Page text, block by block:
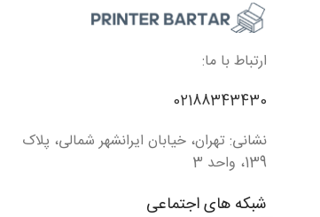
ارتباط با ما:
02188343430
نشانی: تهران، خیابان ایرانشهر شمالی، پلاک
139، واحد 3
شبکه های اجتماعی